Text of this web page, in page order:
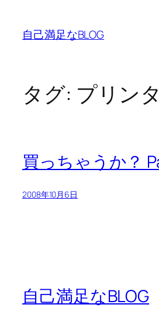
自己満足なBLOG
タグ: プリン
買っちゃうか？
2008年10月6日
自己満足なBLOG